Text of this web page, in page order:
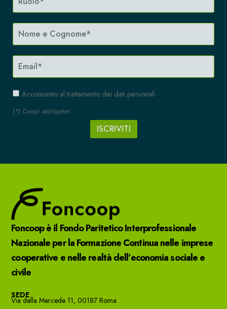
Acconsento al trattamento dei dati personali
(*) Campi obbligatori
Foncoop è il Fondo Paritetico Interprofessionale
Nazionale per la Formazione Continua nelle imprese
cooperative e nelle realtà dell’economia sociale e
civile
SEDE
Via della Mercede 11, 00187 Roma